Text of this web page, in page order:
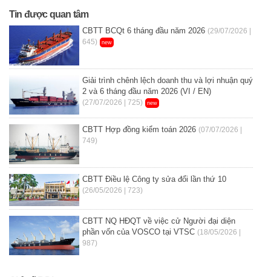
Tin được quan tâm
CBTT BCQt 6 tháng đầu năm 2026 (29/07/2026 |
645)
new
Giải trình chênh lệch doanh thu và lợi nhuận quý
2 và 6 tháng đầu năm 2026 (VI / EN)
(27/07/2026 | 725) new
CBTT Hợp đồng kiểm toán 2026 (07/07/2026 |
749)
CBTT Điều lệ Công ty sửa đổi lần thứ 10
(26/05/2026 | 723)
CBTT NQ HĐQT về việc cử Người đại diện
phần vốn của VOSCO tại VTSC (18/05/2026 |
987)